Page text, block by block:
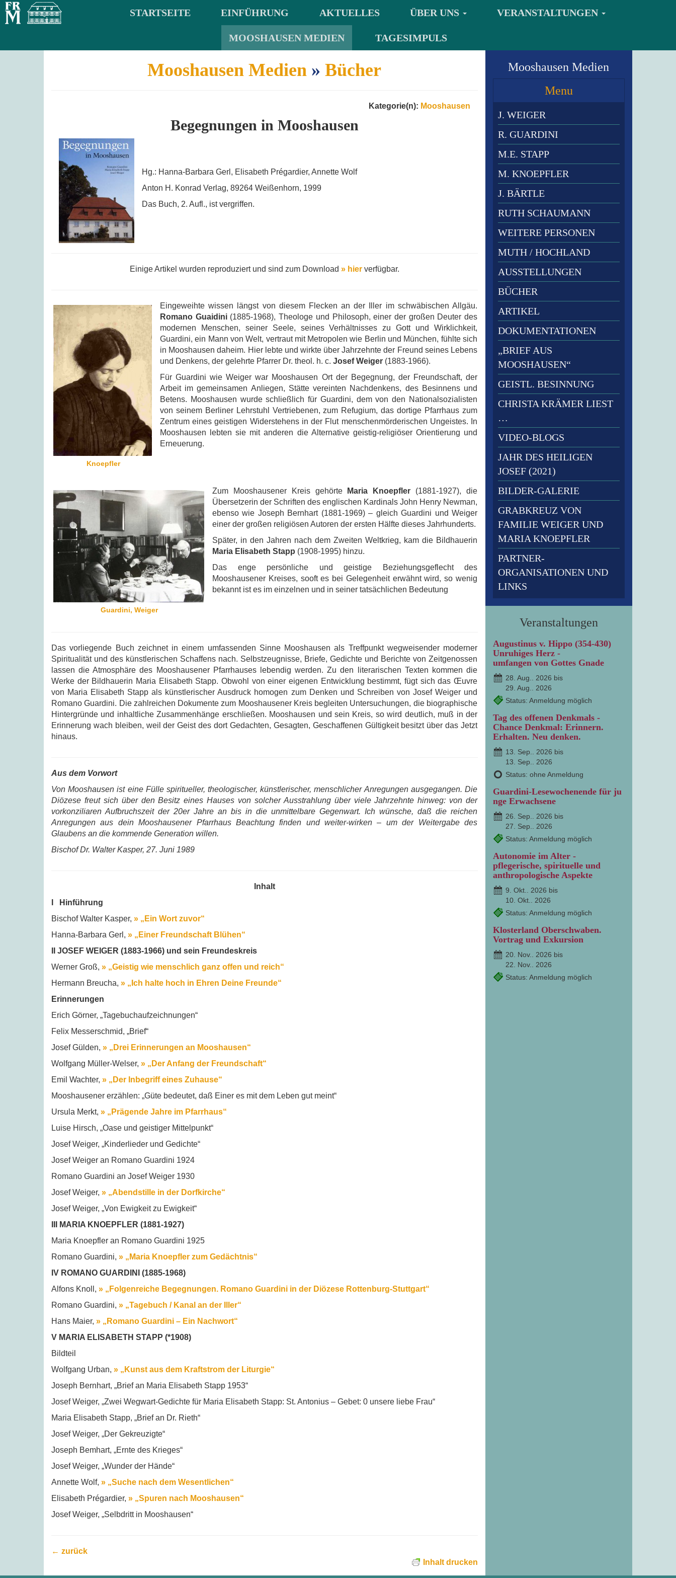
STARTSEITE EINFÜHRUNG AKTUELLES ÜBER UNS VERANSTALTUNGEN
MOOSHAUSEN MEDIEN TAGESIMPULS
Mooshausen Medien »Bücher
Kategorie(n): Mooshausen
Begegnungen in Mooshausen
Hg.: Hanna-Barbara Gerl, Elisabeth Prégardier, Annette Wolf
Anton H. Konrad Verlag, 89264 Weißenhorn, 1999
Das Buch, 2. Aufl., ist vergriffen.
Einige Artikel wurden reproduziert und sind zum Download » hierverfügbar.
Knoepfler
Eingeweihte wissen längst von diesem Flecken an der Iller im schwäbischen Allgäu.
Romano Guaidini(1885-1968), Theologe und Philosoph, einer der großen Deuter des
modernen Menschen, seiner Seele, seines Verhältnisses zu Gott und Wirklichkeit,
Guardini, ein Mann von Welt, vertraut mit Metropolen wie Berlin und München, fühlte sich
in Mooshausen daheim. Hier lebte und wirkte über Jahrzehnte der Freund seines Lebens
und Denkens, der gelehrte Pfarrer Dr. theol. h. c. Josef Weiger (1883-1966).
Für Guardini wie Weiger war Mooshausen Ort der Begegnung, der Freundschaft, der
Arbeit im gemeinsamen Anliegen, Stätte vereinten Nachdenkens, des Besinnens und
Betens. Mooshausen wurde schließlich für Guardini, dem von den Nationalsozialisten
von seinem Berliner Lehrstuhl Vertriebenen, zum Refugium, das dortige Pfarrhaus zum
Zentrum eines geistigen Widerstehens in der Flut menschenmörderischen Ungeistes. In
Mooshausen lebten sie mit anderen die Alternative geistig-religiöser Orientierung und
Erneuerung.
Guardini, Weiger
Zum Mooshausener Kreis gehörte Maria Knoepfler (1881-1927), die
Übersetzerin der Schriften des englischen Kardinals John Henry Newman,
ebenso wie Joseph Bernhart (1881-1969) – gleich Guardini und Weiger
einer der großen religiösen Autoren der ersten Hälfte dieses Jahrhunderts.
Später, in den Jahren nach dem Zweiten Weltkrieg, kam die Bildhauerin
Maria Elisabeth Stapp (1908-1995) hinzu.
Das enge persönliche und geistige Beziehungsgeflecht des
Mooshausener Kreises, sooft es bei Gelegenheit erwähnt wird, so wenig
bekannt ist es im einzelnen und in seiner tatsächlichen Bedeutung
Das vorliegende Buch zeichnet in einem umfassenden Sinne Mooshausen als Treffpunkt wegweisender moderner
Spiritualität und des künstlerischen Schaffens nach. Selbstzeugnisse, Briefe, Gedichte und Berichte von Zeitgenossen
lassen die Atmosphäre des Mooshausener Pfarrhauses lebendig werden. Zu den literarischen Texten kommen die
Werke der Bildhauerin Maria Elisabeth Stapp. Obwohl von einer eigenen Entwicklung bestimmt, fügt sich das Œuvre
von Maria Elisabeth Stapp als künstlerischer Ausdruck homogen zum Denken und Schreiben von Josef Weiger und
Romano Guardini. Die zahlreichen Dokumente zum Mooshausener Kreis begleiten Untersuchungen, die biographische
Hintergründe und inhaltliche Zusammenhänge erschließen. Mooshausen und sein Kreis, so wird deutlich, muß in der
Erinnerung wach bleiben, weil der Geist des dort Gedachten, Gesagten, Geschaffenen Gültigkeit besitzt über das Jetzt
hinaus.
Aus dem Vorwort
Von Mooshausen ist eine Fülle spiritueller, theologischer, künstlerischer, menschlicher Anregungen ausgegangen. Die
Diözese freut sich über den Besitz eines Hauses von solcher Ausstrahlung über viele Jahrzehnte hinweg: von der
vorkonziliaren Aufbruchszeit der 20er Jahre an bis in die unmittelbare Gegenwart. Ich wünsche, daß die reichen
Anregungen aus dein Mooshausener Pfarrhaus Beachtung finden und weiter-wirken – um der Weitergabe des
Glaubens an die kommende Generation willen.
Bischof Dr. Walter Kasper, 27. Juni 1989
Inhalt
I Hinführung
Bischof Walter Kasper, » „Ein Wort zuvor“
Hanna-Barbara Gerl, » „Einer Freundschaft Blühen“
II JOSEF WEIGER (1883-1966) und sein Freundeskreis
Werner Groß, » „Geistig wie menschlich ganz offen und reich“
Hermann Breucha, » „Ich halte hoch in Ehren Deine Freunde“
Erinnerungen
Erich Görner, „Tagebuchaufzeichnungen“
Felix Messerschmid, „Brief“
Josef Gülden, » „Drei Erinnerungen an Mooshausen“
Wolfgang Müller-Welser, » „Der Anfang der Freundschaft“
Emil Wachter, » „Der Inbegriff eines Zuhause“
Mooshausener erzählen: „Güte bedeutet, daß Einer es mit dem Leben gut meint“
Ursula Merkt, » „Prägende Jahre im Pfarrhaus“
Luise Hirsch, „Oase und geistiger Mittelpunkt“
Josef Weiger, „Kinderlieder und Gedichte“
Josef Weiger an Romano Guardini 1924
Romano Guardini an Josef Weiger 1930
Josef Weiger, » „Abendstille in der Dorfkirche“
Josef Weiger, „Von Ewigkeit zu Ewigkeit“
III MARIA KNOEPFLER (1881-1927)
Maria Knoepfler an Romano Guardini 1925
Romano Guardini, » „Maria Knoepfler zum Gedächtnis“
IV ROMANO GUARDINI (1885-1968)
Alfons Knoll, » „Folgenreiche Begegnungen. Romano Guardini in der Diözese Rottenburg-Stuttgart“
Romano Guardini, » „Tagebuch / Kanal an der Iller“
Hans Maier, » „Romano Guardini – Ein Nachwort“
V MARIA ELISABETH STAPP (*1908)
Bildteil
Wolfgang Urban, » „Kunst aus dem Kraftstrom der Liturgie“
Joseph Bernhart, „Brief an Maria Elisabeth Stapp 1953“
Josef Weiger, „Zwei Wegwart-Gedichte für Maria Elisabeth Stapp: St. Antonius – Gebet: 0 unsere liebe Frau“
Maria Elisabeth Stapp, „Brief an Dr. Rieth“
Josef Weiger, „Der Gekreuzigte“
Joseph Bemhart, „Ernte des Krieges“
Josef Weiger, „Wunder der Hände“
Annette Wolf, » „Suche nach dem Wesentlichen“
Elisabeth Prégardier, » „Spuren nach Mooshausen“
Josef Weiger, „Selbdritt in Mooshausen“
← zurück
Inhalt drucken
Mooshausen Medien
Menu
J. WEIGER
R. GUARDINI
M.E. STAPP
M. KNOEPFLER
J. BÄRTLE
RUTH SCHAUMANN
WEITERE PERSONEN
MUTH / HOCHLAND
AUSSTELLUNGEN
BÜCHER
ARTIKEL
DOKUMENTATIONEN
„BRIEF AUS
MOOSHAUSEN“
GEISTL. BESINNUNG
CHRISTA KRÄMER LIEST
…
VIDEO-BLOGS
JAHR DES HEILIGEN
JOSEF (2021)
BILDER-GALERIE
GRABKREUZ VON
FAMILIE WEIGER UND
MARIA KNOEPFLER
PARTNER-
ORGANISATIONEN UND
LINKS
Veranstaltungen
Augustinus v. Hippo (354-430)
Unruhiges Herz -
umfangen von Gottes Gnade
28. Aug.. 2026 bis
29. Aug.. 2026
Status: Anmeldung möglich
Tag des offenen Denkmals -
Chance Denkmal: Erinnern.
Erhalten. Neu denken.
13. Sep.. 2026 bis
13. Sep.. 2026
Status: ohne Anmeldung
Guardini-Lesewochenende für ju
nge Erwachsene
26. Sep.. 2026 bis
27. Sep.. 2026
Status: Anmeldung möglich
Autonomie im Alter -
pflegerische, spirituelle und
anthropologische Aspekte
9. Okt.. 2026 bis
10. Okt.. 2026
Status: Anmeldung möglich
Klosterland Oberschwaben.
Vortrag und Exkursion
20. Nov.. 2026 bis
22. Nov.. 2026
Status: Anmeldung möglich